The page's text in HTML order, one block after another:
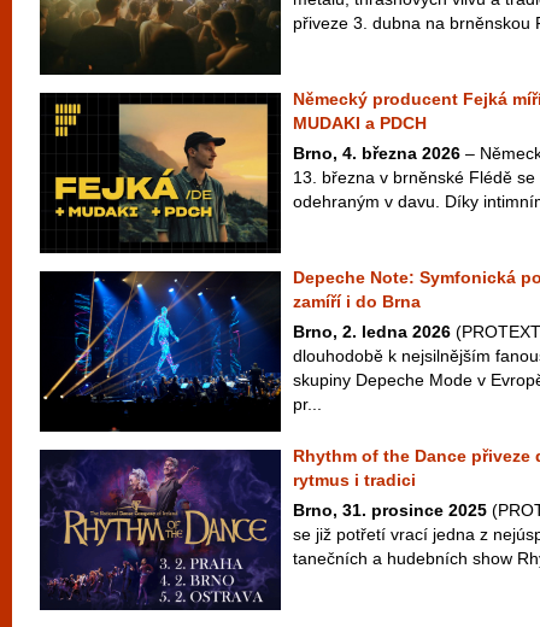
přiveze 3. dubna na brněnskou
Německý producent Fejká
MUDAKI a PDCH
Brno, 4. března 2026 –
13. března v brněnské Flédě
odehraným v davu. Díky
Depeche Note: Symfonická
zamíří i do Brna
Brno, 2. ledna 2026
dlouhodobě k nejsilnějším
skupiny Depeche Mode v
pr...
Rhythm of the Dance přiveze
rytmus i tradici
Brno, 31. prosince 2025
se již potřetí vrací jedna z
tanečních a hudebních show